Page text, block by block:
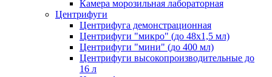
Камера морозильная лабораторная
Центрифуги
Центрифуга демонстрационная
Центрифуги "микро" (до 48x1,5 мл)
Центрифуги "мини" (до 400 мл)
Центрифуги высокопроизводительные до
16 л